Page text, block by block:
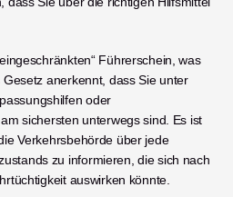
Führerschein, was
anerkennt, dass Sie unter
oder
sichersten unterwegs sind. Es ist
Verkehrsbehörde über jede
zu informieren, die sich nach
auswirken könnte.